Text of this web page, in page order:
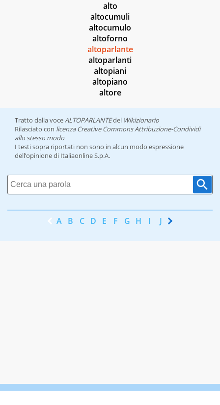
alto
altocumuli
altocumulo
altoforno
altoparlante
altoparlanti
altopiani
altopiano
altore
Tratto dalla voceALTOPARLANTEdel Wikizionario
Rilasciato con licenza Creative Commons Attribuzione-Condividi
allo stesso modo
I testi sopra riportati non sono in alcun modo espressione
dell’opinione di Italiaonline S.p.A.
A B C D E F G H I J K